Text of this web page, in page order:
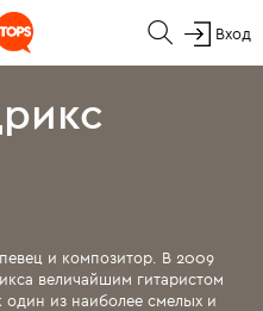
Вход
и композитор. В 2009
величайшим гитаристом
из наиболее смелых и